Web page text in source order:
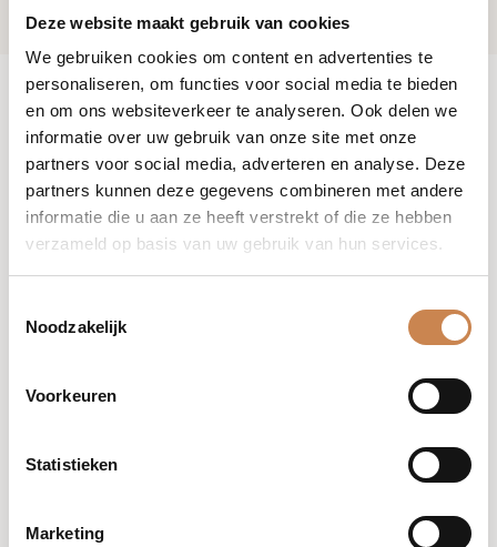
Deze website maakt gebruik van cookies
We gebruiken cookies om content en advertenties te
personaliseren, om functies voor social media te bieden
en om ons websiteverkeer te analyseren. Ook delen we
informatie over uw gebruik van onze site met onze
partners voor social media, adverteren en analyse. Deze
partners kunnen deze gegevens combineren met andere
informatie die u aan ze heeft verstrekt of die ze hebben
verzameld op basis van uw gebruik van hun services.
Noodzakelijk
Voorkeuren
Statistieken
Marketing
Extreme vitality luxe
Ingrediënten